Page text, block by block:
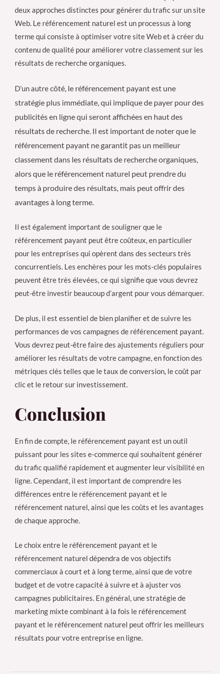
deux approches distinctes pour générer du trafic sur un site
Web. Le référencement naturel est un processus à long
terme qui consiste à optimiser votre site Web et à créer du
contenu de qualité pour améliorer votre classement sur les
résultats de recherche organiques.
D’un autrecôté, le référencement payant est une
stratégie plus immédiate, qui implique de payer pour des
publicités en ligne qui seront affichées en haut des
résultats de recherche. Il est important de noter que le
référencement payant ne garantit pas un meilleur
classement dans les résultats de recherche organiques,
alors que le référencement naturel peut prendre du
temps à produire des résultats, mais peut offrir des
avantages à long terme.
Il est également important de souligner que le
référencement payant peut être coûteux, en particulier
pour les entreprises qui opèrent dans des secteurs très
concurrentiels. Les enchères pour les mots-clés populaires
peuvent être très élevées, ce qui signifie que vous devrez
peut-être investir beaucoup d’argent pour vous démarquer.
De plus, il est essentiel de bien planifier et de suivre les
performances de vos campagnes de référencement payant.
Vous devrez peut-être faire des ajustements réguliers pour
améliorer les résultats de votre campagne, en fonction des
métriques clés telles que le taux de conversion, le coût par
clic et le retour sur investissement.
Conclusion
En fin de compte, le référencement payant est un outil
puissant pour les sites e-commerce qui souhaitent générer
du trafic qualifié rapidement et augmenter leur visibilité en
ligne. Cependant, il est important de comprendre les
différences entre le référencement payant et le
référencement naturel, ainsi que les coûts et les avantages
de chaque approche.
Le choix entre le référencement payant et le
référencement naturel dépendra de vos objectifs
commerciaux à court et à long terme, ainsi que de votre
budget et de votre capacité à suivre et à ajuster vos
campagnes publicitaires. En général, une stratégie de
marketing mixte combinant à la fois le référencement
payant et le référencement naturel peut offrir les meilleurs
résultats pour votre entreprise en ligne.